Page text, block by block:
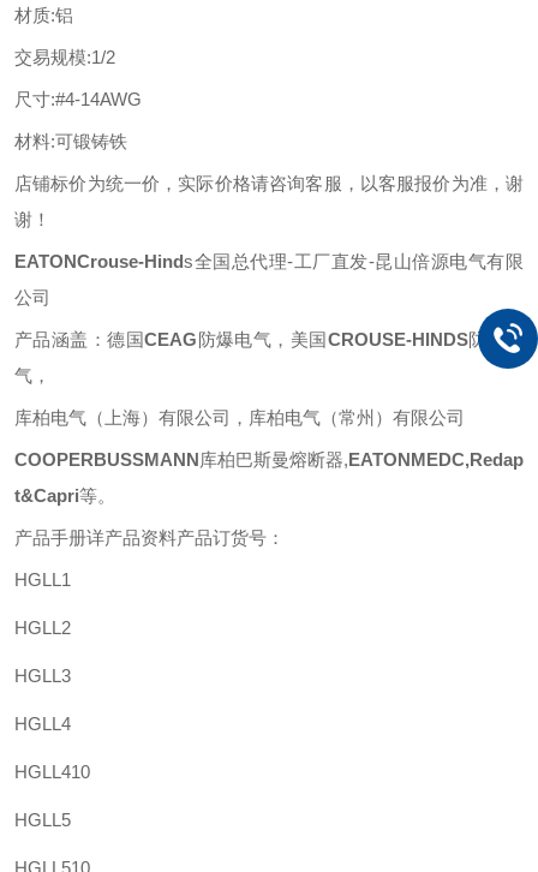
材质:铝
交易规模:1/2
尺寸:#4-14AWG
材料:可锻铸铁
店铺标价为统一价，实际价格请咨询客服，以客服报价为准，谢
谢！
EATONCrouse-Hinds全国总代理-工厂直发-昆山倍源电气有限
公司
产品涵盖：德国CEAG防爆电气，美国CROUSE-HINDS防爆电
气，
库柏电气（上海）有限公司，库柏电气（常州）有限公司
COOPERBUSSMANN库柏巴斯曼熔断器,EATONMEDC,Redap
t&Capri等。
产品手册详产品资料产品订货号：
HGLL1
HGLL2
HGLL3
HGLL4
HGLL410
HGLL5
HGLL510